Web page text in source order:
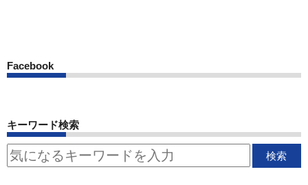
Facebook
キーワード検索